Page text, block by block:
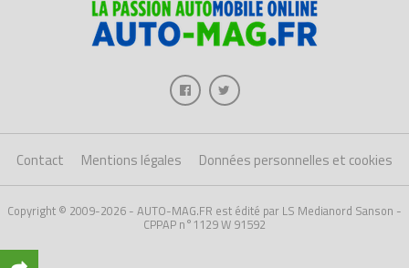
Contact Mentions légales Données personnelles et cookies
Copyright © 2009-2026 - AUTO-MAG.FR est édité par LS Medianord Sanson -
CPPAP n°1129 W 91592